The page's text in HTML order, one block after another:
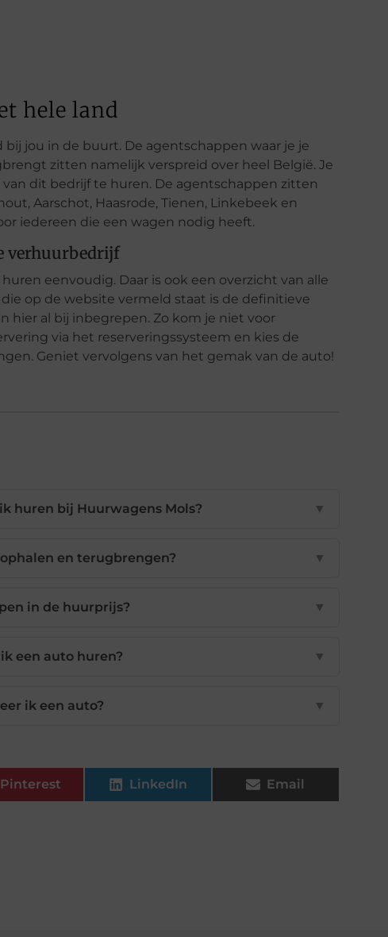
hele land
jou in de buurt. De agentschappen waar je je
zitten namelijk verspreid over heel België. Je
dit bedrijf te huren. De agentschappen zitten
Aarschot, Haasrode, Tienen, Linkebeek en
iedereen die een wagen nodig heeft.
verhuurbedrijf
eenvoudig. Daar is ook een overzicht van alle
op de website vermeld staat is de definitieve
hier al bij inbegrepen. Zo kom je niet voor
via het reserveringssysteem en kies de
Geniet vervolgens van het gemak van de auto!
huren bij Huurwagens Mols? ▼
en terugbrengen? ▼
in de huurprijs? ▼
een auto huren? ▼
ik een auto? ▼
Pinterest LinkedIn Email